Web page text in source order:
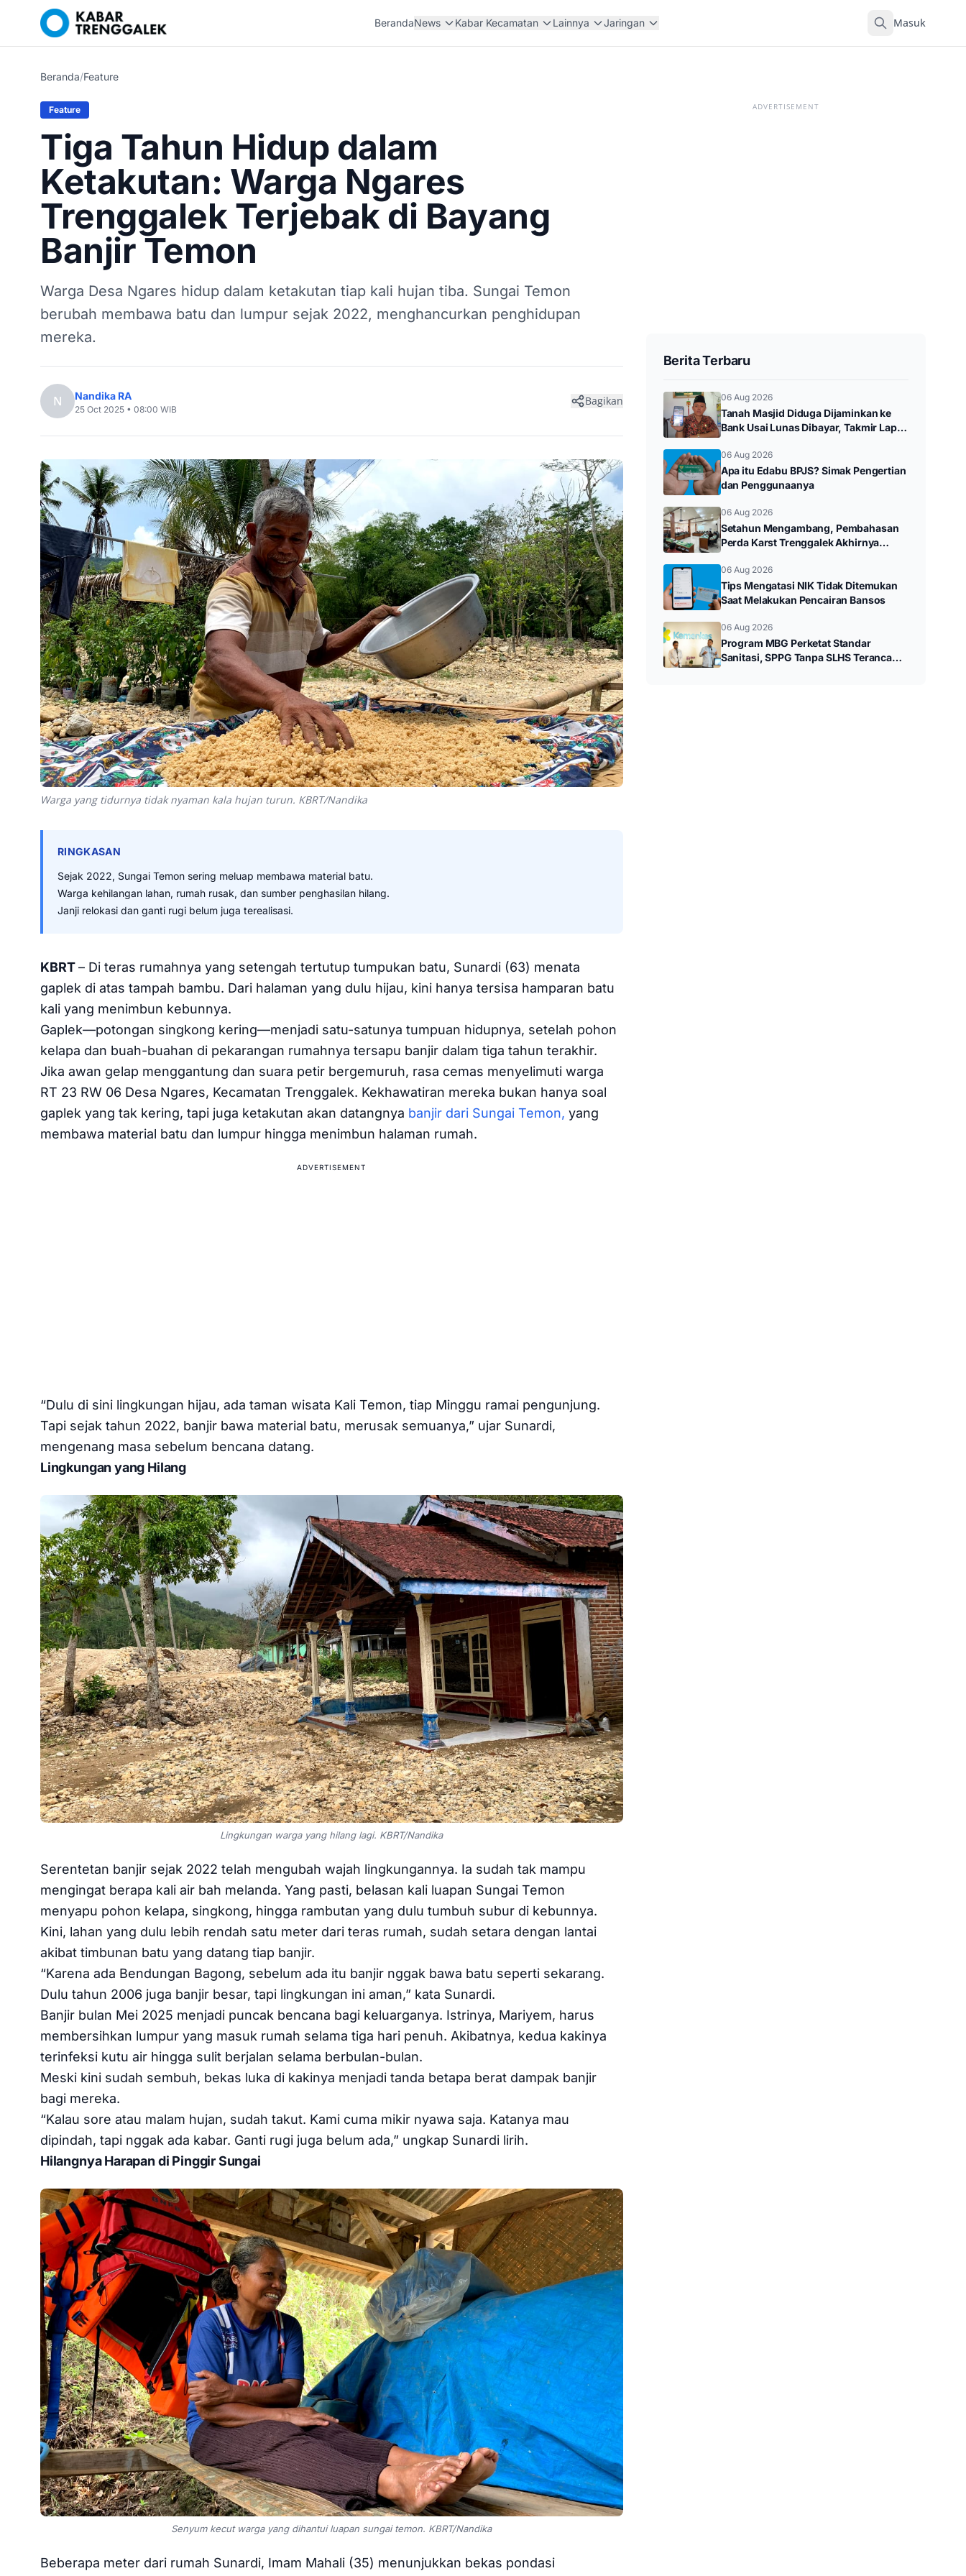
BerandaNews Kabar Kecamatan Lainnya Jaringan Masuk
Beranda/Feature
Feature
Tiga Tahun Hidup dalam
Ketakutan: Warga Ngares
Trenggalek Terjebak di Bayang
Banjir Temon
Warga Desa Ngares hidup dalam ketakutan tiap kali hujan tiba. Sungai Temon
berubah membawa batu dan lumpur sejak 2022, menghancurkan penghidupan
mereka.
N Nandika RA
25 Oct 2025 • 08:00 WIB
Bagikan
Warga yang tidurnya tidak nyaman kala hujan turun. KBRT/Nandika
RINGKASAN
Sejak 2022, Sungai Temon sering meluap membawa material batu.
Warga kehilangan lahan, rumah rusak, dan sumber penghasilan hilang.
Janji relokasi dan ganti rugi belum juga terealisasi.
KBRT– Di teras rumahnya yang setengah tertutup tumpukan batu, Sunardi (63) menata
gaplek di atas tampah bambu. Dari halaman yang dulu hijau, kini hanya tersisa hamparan batu
kali yang menimbun kebunnya.
Gaplek—potongan singkong kering—menjadi satu-satunya tumpuan hidupnya, setelah pohon
kelapa dan buah-buahan di pekarangan rumahnya tersapu banjir dalam tiga tahun terakhir.
Jika awan gelap menggantung dan suara petir bergemuruh, rasa cemas menyelimuti warga
RT 23 RW 06 Desa Ngares, Kecamatan Trenggalek. Kekhawatiran mereka bukan hanya soal
gaplek yang tak kering, tapi juga ketakutan akan datangnya banjir dari Sungai Temon, yang
membawa material batu dan lumpur hingga menimbun halaman rumah.
ADVERTISEMENT
“Dulu di sini lingkungan hijau, ada taman wisata Kali Temon, tiap Minggu ramai pengunjung.
Tapi sejak tahun 2022, banjir bawa material batu, merusak semuanya,” ujar Sunardi,
mengenang masa sebelum bencana datang.
Lingkungan yang Hilang
Lingkungan warga yang hilang lagi. KBRT/Nandika
Serentetan banjir sejak 2022 telah mengubah wajah lingkungannya. Ia sudah tak mampu
mengingat berapa kali air bah melanda. Yang pasti, belasan kali luapan Sungai Temon
menyapu pohon kelapa, singkong, hingga rambutan yang dulu tumbuh subur di kebunnya.
Kini, lahan yang dulu lebih rendah satu meter dari teras rumah, sudah setara dengan lantai
akibat timbunan batu yang datang tiap banjir.
“Karena ada Bendungan Bagong, sebelum ada itu banjir nggak bawa batu seperti sekarang.
Dulu tahun 2006 juga banjir besar, tapi lingkungan ini aman,” kata Sunardi.
Banjir bulan Mei 2025 menjadi puncak bencana bagi keluarganya. Istrinya, Mariyem, harus
membersihkan lumpur yang masuk rumah selama tiga hari penuh. Akibatnya, kedua kakinya
terinfeksi kutu air hingga sulit berjalan selama berbulan-bulan.
Meski kini sudah sembuh, bekas luka di kakinya menjadi tanda betapa berat dampak banjir
bagi mereka.
“Kalau sore atau malam hujan, sudah takut. Kami cuma mikir nyawa saja. Katanya mau
dipindah, tapi nggak ada kabar. Ganti rugi juga belum ada,” ungkap Sunardi lirih.
Hilangnya Harapan di Pinggir Sungai
Senyum kecut warga yang dihantui luapan sungai temon. KBRT/Nandika
Beberapa meter dari rumah Sunardi, Imam Mahali (35) menunjukkan bekas pondasi
ADVERTISEMENT
Berita Terbaru
06 Aug 2026
Tanah Masjid Diduga Dijaminkan ke
Bank Usai Lunas Dibayar, Takmir Lapor
06 Aug 2026
Apa itu Edabu BPJS? Simak Pengertian
dan Penggunaanya
06 Aug 2026
Setahun Mengambang, Pembahasan
Perda Karst Trenggalek Akhirnya
06 Aug 2026
Tips Mengatasi NIK Tidak Ditemukan
Saat Melakukan Pencairan Bansos
06 Aug 2026
Program MBG Perketat Standar
Sanitasi, SPPG Tanpa SLHS Terancam